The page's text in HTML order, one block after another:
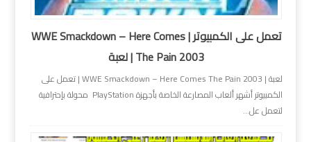
تعمل على الكمبيوتر | WWE Smackdown – Here Comes
The Pain 2003 | لعبة
لعبة | WWE Smackdown – Here Comes The Pain 2003 | تعمل على
الكمبيوتر أشهر ألعاب المصارعة الخاصة بأجهزة PlayStation محولة بإحترافية
لتعمل عل...